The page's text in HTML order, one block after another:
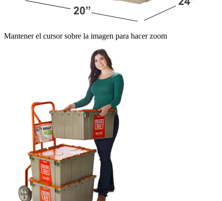
Mantener el cursor sobre la imagen para hacer zoom